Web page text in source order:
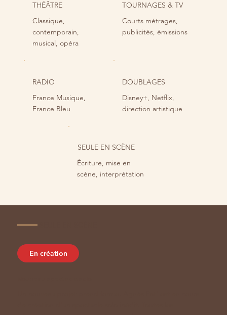
THÉÂTRE
Classique,
contemporain,
musical, opéra
TOURNAGES & TV
Courts métrages,
publicités, émissions
RADIO
France Musique,
France Bleu
DOUBLAGES
Disney+, Netflix,
direction artistique
SEULE EN SCÈNE
Écriture, mise en
scène, interprétation
En création